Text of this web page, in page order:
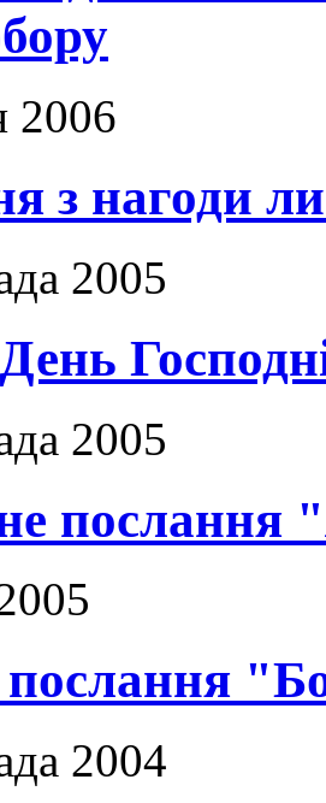
2006
з нагоди
2005
2005
послання
послання
2004